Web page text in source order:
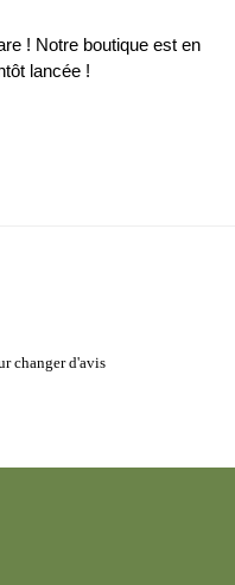
! Notre boutique est en
lancée !
changer d'avis